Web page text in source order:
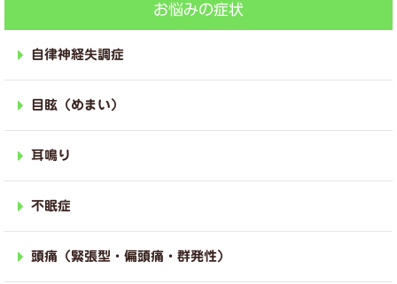
お悩みの症状
自律神経失調症
目眩（めまい）
耳鳴り
不眠症
頭痛（緊張型・偏頭痛・群発性）